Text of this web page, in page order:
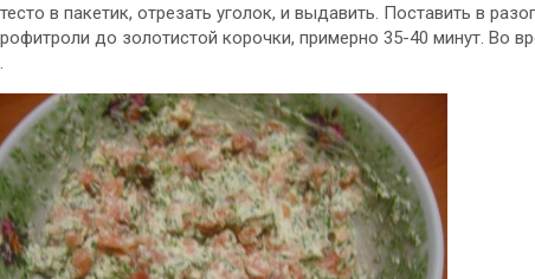
в пакетик, отрезать уголок, и выдавить. Поставить в
до золотистой корочки, примерно 35-40 минут. Во